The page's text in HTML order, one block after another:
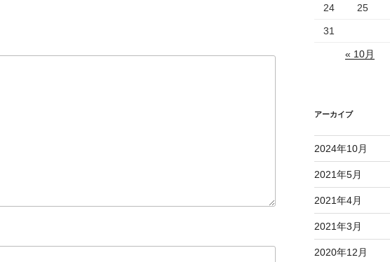
24 25
31
« 10月
アーカイブ
2024年10月
2021年5月
2021年4月
2021年3月
2020年12月